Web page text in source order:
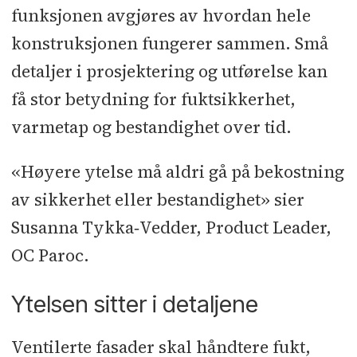
i Polen, Tyskland, Storbritannia og
Norge.
Produktene våre, som går under
merkenavnet PAROC i de lett
gjenkjennelige pakkene med røde og
hvite striper, inkluderer
bygningsisolasjon for termisk,
brann- og lydisolasjon av
yttervegger, tak, bjelkelag og
isolasjon for HVAC-systemer,
funksjonen avgjøres av hvordan hele
konstruksjonen fungerer sammen. Små
detaljer i prosjektering og utførelse kan
få stor betydning for fuktsikkerhet,
varmetap og bestandighet over tid.
«Høyere ytelse må aldri gå på bekostning
av sikkerhet eller bestandighet» sier
Susanna Tykka‑Vedder, Product Leader,
OC Paroc.
Ytelsen sitter i detaljene
Ventilerte fasader skal håndtere fukt,